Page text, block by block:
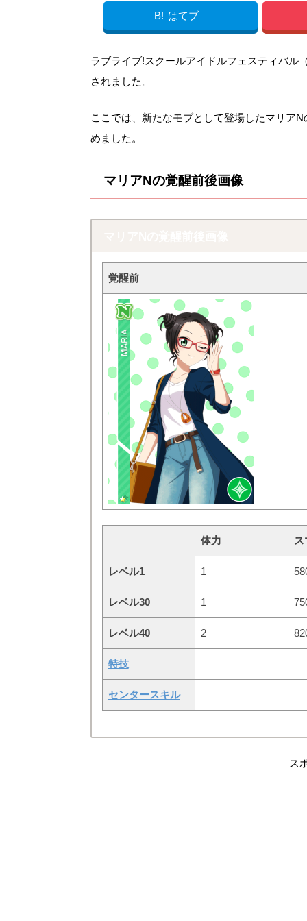
B! はてブ
ラブライブ!スクールアイドルフェスティバル
されました。
ここでは、新たなモブとして登場したマリア
めました。
マリアNの覚醒前後画像
覚醒前
体力 ス
レベル1 1
レベル30 1
レベル40 2
特技
センタースキル
ス